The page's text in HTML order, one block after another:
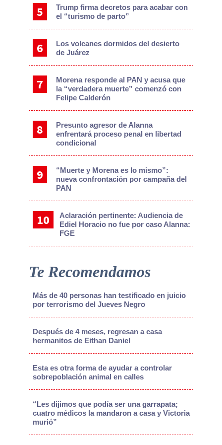
Trump firma decretos para acabar con
el “turismo de parto”
Los volcanes dormidos del desierto
de Juárez
Morena responde al PAN y acusa que
la “verdadera muerte” comenzó con
Felipe Calderón
Presunto agresor de Alanna
enfrentará proceso penal en libertad
condicional
“Muerte y Morena es lo mismo”:
nueva confrontación por campaña del
PAN
Aclaración pertinente: Audiencia de
Ediel Horacio no fue por caso Alanna:
FGE
Te Recomendamos
Más de 40 personas han testificado en juicio
por terrorismo del Jueves Negro
Después de 4 meses, regresan a casa
hermanitos de Eithan Daniel
Esta es otra forma de ayudar a controlar
sobrepoblación animal en calles
“Les dijimos que podía ser una garrapata;
cuatro médicos la mandaron a casa y Victoria
murió”